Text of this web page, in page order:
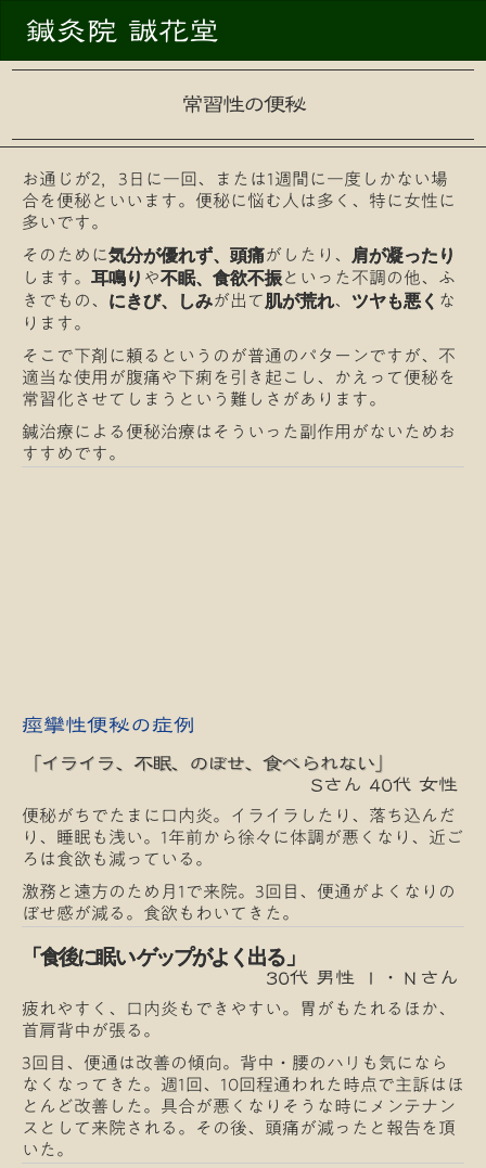
鍼灸院 誠花堂
常習性の便秘
お通じが2，3日に一回、または1週間に一度しかない場
合を便秘といいます。便秘に悩む人は多く、特に女性に
多いです。
そのために気分が優れず、頭痛がしたり、 肩が凝ったり
します。 耳鳴り や不眠、食欲不振といった不調の他、ふ
きでもの、 にきび、しみが出て肌が荒れ、 ツヤも悪く な
ります。
そこで下剤に頼るというのが普通のパターンですが、不
適当な使用が腹痛や下痢を引き起こし、かえって便秘を
常習化させてしまうという難しさがあります。
鍼治療による便秘治療はそういった副作用がないためお
すすめです。
痙攣性便秘の症例
「イライラ、不眠、のぼせ、食べられない」Sさん 40代 女性
便秘がちでたまに口内炎。イライラしたり、落ち込んだ
り、睡眠も浅い。1年前から徐々に体調が悪くなり、近ご
ろは食欲も減っている。
激務と遠方のため月1で来院。3回目、便通がよくなりの
ぼせ感が減る。食欲もわいてきた。
「食後に眠い ゲップがよく出る」
30代 男性 Ｉ・Ｎさん
疲れやすく、口内炎もできやすい。胃がもたれるほか、
首肩背中が張る。
3回目、便通は改善の傾向。背中・腰のハリも気になら
なくなってきた。週1回、10回程通われた時点で主訴はほ
とんど改善した。具合が悪くなりそうな時にメンテナン
スとして来院される。その後、頭痛が減ったと報告を頂
いた。